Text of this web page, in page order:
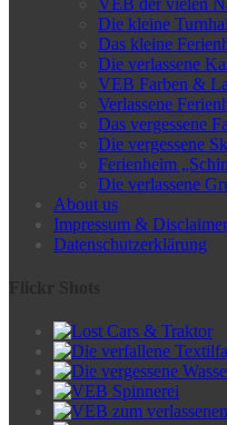
Die kleine
Das kleine
Die verlassene
VEB Farben &
Verlassene
Das vergessene
Die vergessene
Ferienheim
Die verlassene
About us
Impressum & Disclaimer
Datenschutzerklärung